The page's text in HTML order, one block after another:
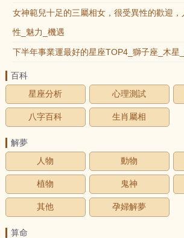
女神範兒十足的三屬相女，很受異性的歡迎
性_魅力_機遇
下半年事業運最好的星座TOP4_獅子座_木星
百科
星座分析
心理測試
八字百科 生肖屬相
解夢
人物
動物
植物 鬼神
其他 孕婦解夢
算命